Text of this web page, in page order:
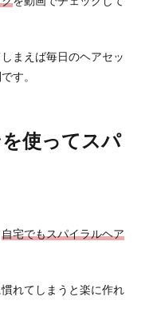
まえば毎日のヘアセッ
す。
使ってスパ
自宅でもスパイラルヘア
れてしまうと楽に作れ